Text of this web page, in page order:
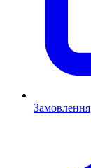
Замовлення